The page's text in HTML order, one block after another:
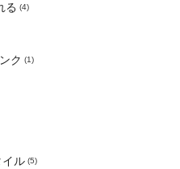
る (4)
ク (1)
イル (5)